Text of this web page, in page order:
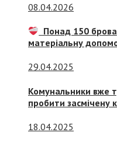
08.04.2026
Понад 150
матеріальну
29.04.2025
Комунальники вже
пробити засмічену
18.04.2025